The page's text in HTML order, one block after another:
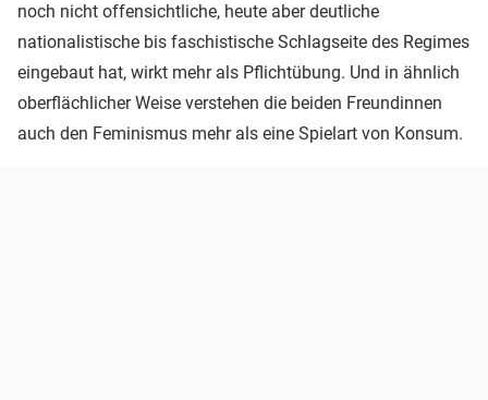
noch nicht offensichtliche, heute aber deutliche
nationalistische bis faschistische Schlagseite des Regimes
eingebaut hat, wirkt mehr als Pflichtübung. Und in ähnlich
oberflächlicher Weise verstehen die beiden Freundinnen
auch den Feminismus mehr als eine Spielart von Konsum.